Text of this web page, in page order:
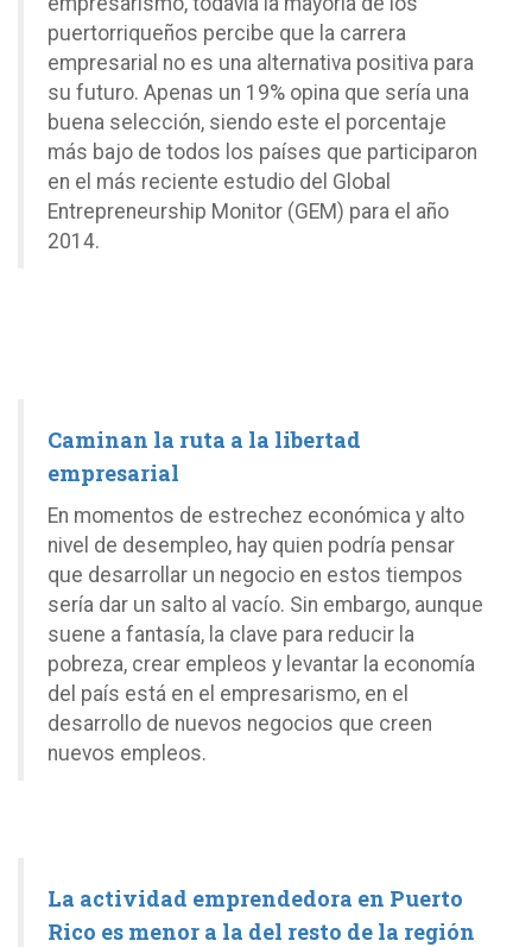
puertorriqueños percibe que la carrera
empresarial no es una alternativa positiva para
su futuro. Apenas un 19% opina que sería una
buena selección, siendo este el porcentaje
más bajo de todos los países que participaron
en el más reciente estudio del Global
Entrepreneurship Monitor (GEM) para el año
2014.
Caminan la ruta a la libertad
empresarial
En momentos de estrechez económica y alto
nivel de desempleo, hay quien podría pensar
que desarrollar un negocio en estos tiempos
sería dar un salto al vacío. Sin embargo, aunque
suene a fantasía, la clave para reducir la
pobreza, crear empleos y levantar la economía
del país está en el empresarismo, en el
desarrollo de nuevos negocios que creen
nuevos empleos.
La actividad emprendedora en Puerto
Rico es menor a la del resto de la región